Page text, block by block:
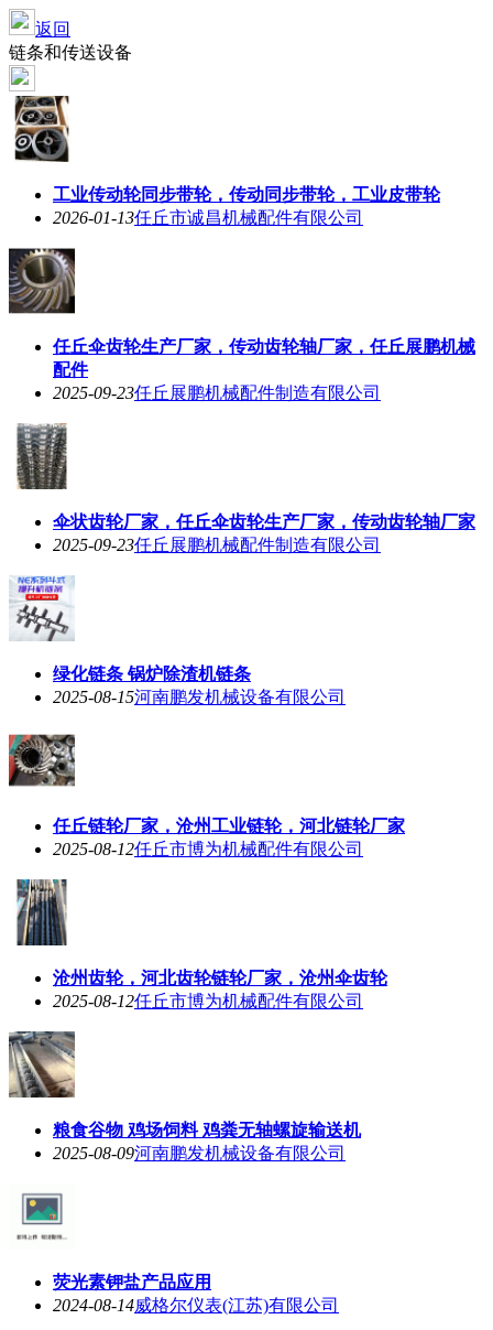
返回
链条和传送设备
工业传动轮同步带轮，传动同步带轮，工业皮带轮
2026-01-13任丘市诚昌机械配件有限公司
任丘伞齿轮生产厂家，传动齿轮轴厂家，任丘展鹏机械
配件
2025-09-23任丘展鹏机械配件制造有限公司
伞状齿轮厂家，任丘伞齿轮生产厂家，传动齿轮轴厂家
2025-09-23任丘展鹏机械配件制造有限公司
绿化链条 锅炉除渣机链条
2025-08-15河南鹏发机械设备有限公司
任丘链轮厂家，沧州工业链轮，河北链轮厂家
2025-08-12任丘市博为机械配件有限公司
沧州齿轮，河北齿轮链轮厂家，沧州伞齿轮
2025-08-12任丘市博为机械配件有限公司
粮食谷物 鸡场饲料 鸡粪无轴螺旋输送机
2025-08-09河南鹏发机械设备有限公司
荧光素钾盐产品应用
2024-08-14威格尔仪表(江苏)有限公司